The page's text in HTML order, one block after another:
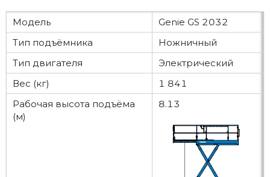
Модель
Genie GS 2032
Тип подъёмника
Ножничный
Тип двигателя
Электрический
Вес (кг)
1 841
Рабочая высота подъёма
(м)
8.13